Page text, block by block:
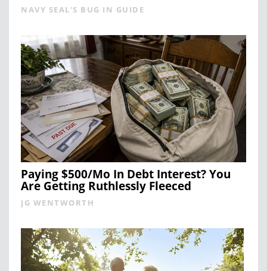
NAVY SEAL'S BUG IN GUIDE
Paying $500/Mo In Debt Interest? You
Are Getting Ruthlessly Fleeced
JG WENTWORTH